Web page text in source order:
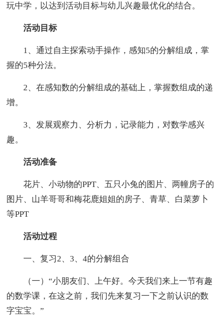
玩中学，以达到活动目标与幼儿兴趣最优化的结合。
活动目标
1、通过自主探索动手操作，感知5的分解组成，掌
握的5种分法。
2、在感知数的分解组成的基础上，掌握数组成的递
增。
3、发展观察力、分析力，记录能力，对数学感兴
趣。
活动准备
花片、小动物的PPT、五只小兔的图片、两幢房子的
图片、山羊哥哥和梅花鹿姐姐的房子、青草、白菜萝卜
等PPT
活动过程
一、复习2、3、4的分解组合
（一）“小朋友们、上午好。今天我们来上一节有趣
的数学课，在这之前，我们先来复习一下之前认识的数
字宝宝。”